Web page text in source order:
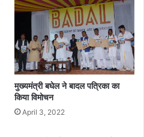
मुख्यमंत्री बघेल ने बादल पत्रिका का
किया विमोचन
April 3, 2022